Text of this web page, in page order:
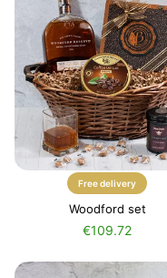
Free delivery
Woodford set
€109.72